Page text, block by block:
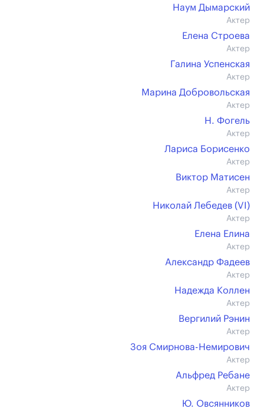
Наум Дымарский
Актер
Елена Строева
Актер
Галина Успенская
Актер
Марина Добровольская
Актер
Н. Фогель
Актер
Лариса Борисенко
Актер
Виктор Матисен
Актер
Николай Лебедев (VI)
Актер
Елена Елина
Актер
Александр Фадеев
Актер
Надежда Коллен
Актер
Вергилий Рэнин
Актер
Зоя Смирнова-Немирович
Актер
Альфред Ребане
Актер
Ю. Овсянников